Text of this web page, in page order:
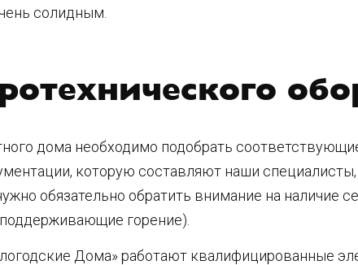
солидным.
дома необходимо подобрать
которую составляют наши
обязательно обратить внимание на наличие
горение).
Дома» работают квалифицированные